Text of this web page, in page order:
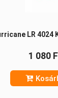
LR 4024
1 080